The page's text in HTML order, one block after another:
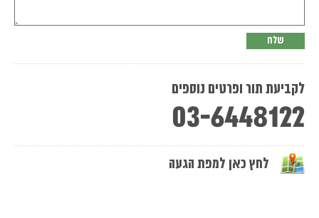
לקביעת תור ופרטים נוספים
03-6448122
לחץ כאן למפת הגעה